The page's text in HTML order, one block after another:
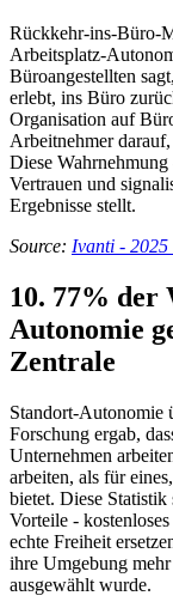
Rückkehr-ins-Büro-
Arbeitsplatz-
Büroangestellten
erlebt, ins Büro
Organisation auf
Arbeitnehmer
Diese
Vertrauen und
Ergebnisse stellt.
Source: Ivanti - 2025
10. 77% der
Autonomie
Zentrale
Standort-Autonomie
Forschung ergab,
Unternehmen
arbeiten, als für
bietet. Diese
Vorteile -
echte Freiheit
ihre Umgebung
ausgewählt wurde.